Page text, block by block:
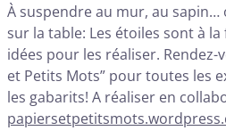
À suspendre au mur, au
sur la table: Les étoiles sont à
idées pour les réaliser. Rendez-
et Petits Mots” pour toutes les
les gabarits! A réaliser en